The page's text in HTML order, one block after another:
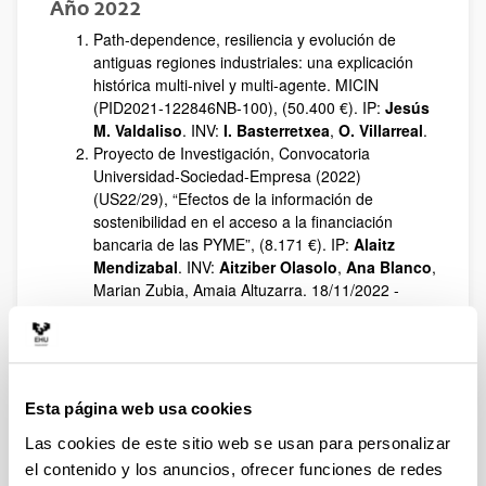
Esta página web usa cookies
Las cookies de este sitio web se usan para personalizar
el contenido y los anuncios, ofrecer funciones de redes
Año 2022
Path-dependence, resiliencia y evolución de
antiguas regiones industriales: una explicación
histórica multi-nivel y multi-agente. MICIN
(PID2021-122846NB-100), (50.400 €). IP: Jesús
M. Valdaliso. INV: I. Basterretxea, O. Villarreal.
Proyecto de Investigación, Convocatoria
Universidad-Sociedad-Empresa (2022)
(US22/29), “Efectos de la información de
sostenibilidad en el acceso a la financiación
bancaria de las PYME”, (8.171 €). IP: Alaitz
Mendizabal. INV: Aitziber Olasolo, Ana Blanco,
Marian Zubia, Amaia Altuzarra. 18/11/2022 -
fundacionales, (9.090,90 €). IP:Jose Domingo
Proyectos de generación de conocimiento 2021,
123686OB-I00). Oportunidades en la transición
hacia una economía baja en carbono que mitiga